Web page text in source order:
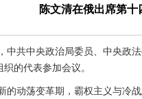
陈文清在俄出席第
中共中央政治局委员、中央政
的代表参加会议。
的动荡变革期，霸权主义与冷